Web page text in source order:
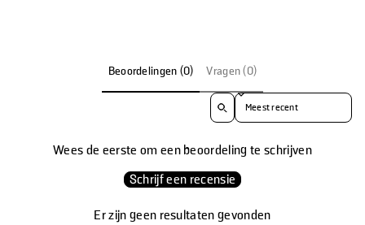
Beoordelingen (0) Vragen (0)
Sorteer beoordelingen op
Wees de eerste om een beoordeling te schrijven
Schrijf een recensie
Er zijn geen resultaten gevonden